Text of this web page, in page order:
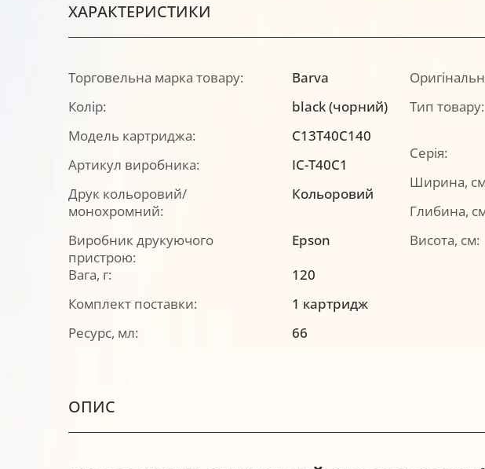
ХАРАКТЕРИСТИКИ
Торговельна марка товару:
Barva
Колір:
black (чорний)
Модель картриджа:
C13T40C140
Артикул виробника:
IC-T40C1
Друк кольоровий/
монохромний:
Кольоровий
Виробник друкуючого
пристрою:
Epson
Тип товару:
Серія:
Ширина,
Глибина,
Висота, см:
Вага, г:
120
Комплект поставки:
1 картридж
Ресурс, мл:
66
ОПИС